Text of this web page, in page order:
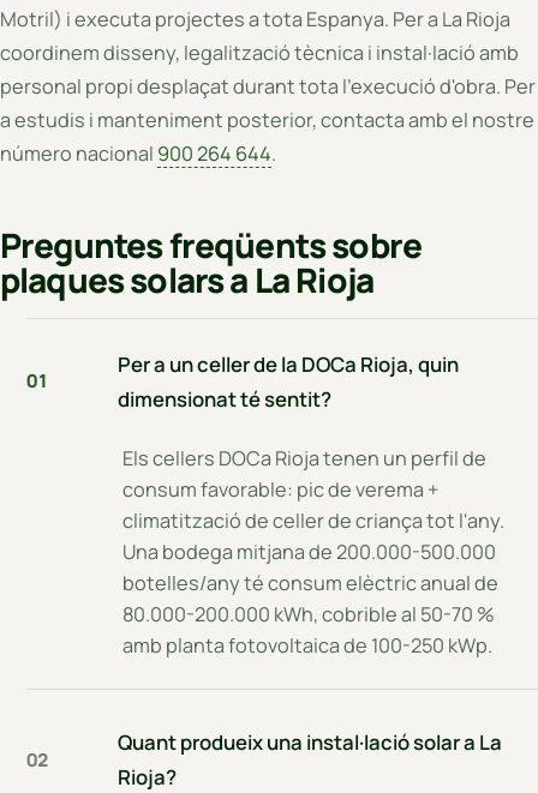
Motril) i executa projectes a tota Espanya. Per a La Rioja
coordinem disseny, legalització tècnica i instal·lació amb
personal propi desplaçat durant tota l'execució d'obra. Per
a estudis i manteniment posterior, contacta amb el nostre
número nacional 900 264 644.
Preguntes freqüents sobre
plaques solars a La Rioja
01
Per a un celler de la DOCa Rioja, quin
dimensionat té sentit?
Els cellers DOCa Rioja tenen un perfil de
consum favorable: pic de verema +
climatització de celler de criança tot l'any.
Una bodega mitjana de 200.000-500.000
botelles/any té consum elèctric anual de
80.000-200.000 kWh, cobrible al 50-70 %
amb planta fotovoltaica de 100-250 kWp.
02
Quant produeix una instal·lació solar a La
Rioja?